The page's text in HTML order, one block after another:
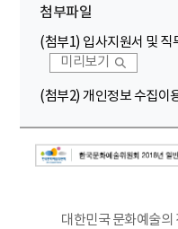
첨부파일
(첨부1) 입사지원서 및
미리보기
(첨부2) 개인정보 수집이
대한민국 문화예술의